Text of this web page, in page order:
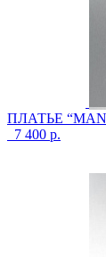
ПЛАТЬЕ
7 400 р.